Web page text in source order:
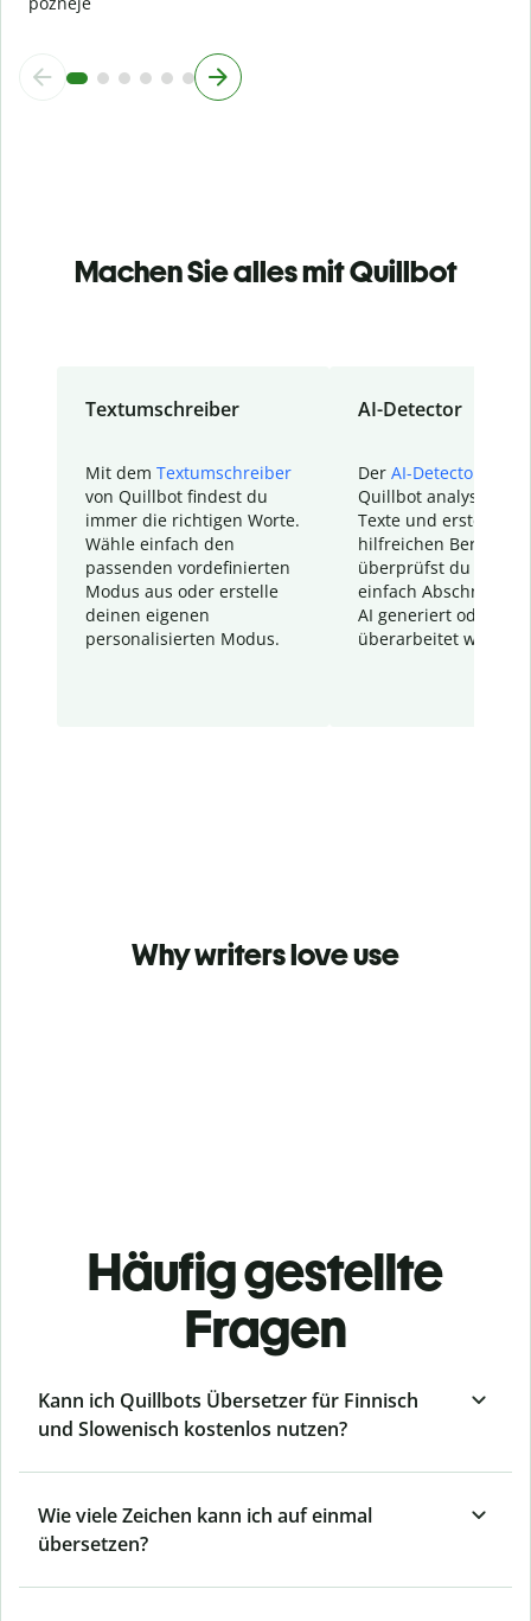
Machen Sie alles mit Quillbot
Textumschreiber
Mit dem Textumschreiber
von Quillbot findest du
immer die richtigen Worte.
Wähle einfach den
passenden vordefinierten
Modus aus oder erstelle
deinen eigenen
personalisierten Modus.
AI-Detector
Der AI-Detector
Quillbot analysiert
Texte und erstellt
hilfreichen Bericht.
überprüfst du
einfach Abschnitte,
AI generiert oder
überarbeitet wurden.
Why writers love use
Häufig gestellte
Fragen
Kann ich Quillbots Übersetzer für Finnisch
und Slowenisch kostenlos nutzen?
Wie viele Zeichen kann ich auf einmal
übersetzen?